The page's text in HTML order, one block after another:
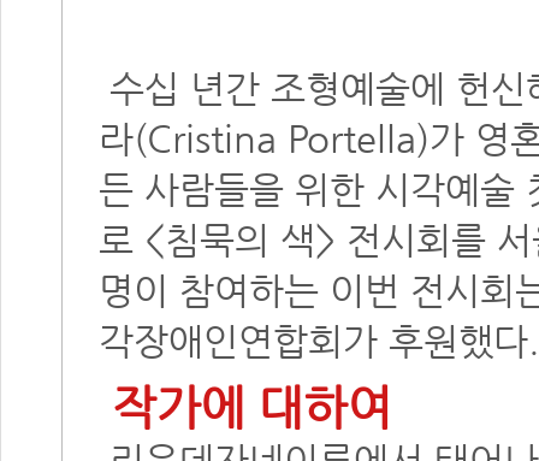
수십 년간 조형예술에 헌
라(Cristina Portella)가 영
든 사람들을 위한 시각예술
로 <침묵의 색> 전시회를
명이 참여하는 이번 전시회
각장애인연합회가 후원했다.
작가에 대하여